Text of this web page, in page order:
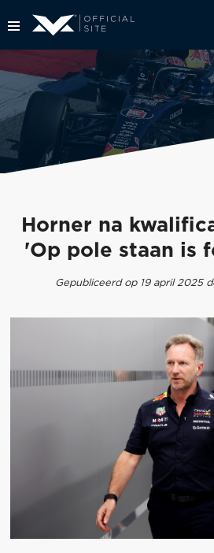
Horner na
'Op pole staan is
Gepubliceerd op 19 april 2025